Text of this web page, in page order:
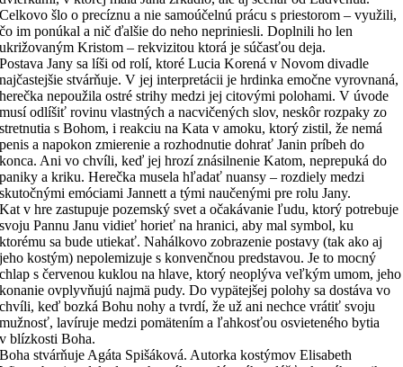
Celkovo šlo o precíznu a nie samoúčelnú prácu s priestorom – využili,
čo im ponúkal a nič ďalšie do neho nepriniesli. Doplnili ho len
ukrižovaným Kristom – rekvizitou ktorá je súčasťou deja.
Postava Jany sa líši od rolí, ktoré Lucia Korená v Novom divadle
najčastejšie stvárňuje. V jej interpretácii je hrdinka emočne vyrovnaná,
herečka nepoužila ostré strihy medzi jej citovými polohami. V úvode
musí odlíšiť rovinu vlastných a nacvičených slov, neskôr rozpaky zo
stretnutia s Bohom, i reakciu na Kata v amoku, ktorý zistil, že nemá
penis a napokon zmierenie a rozhodnutie dohrať Janin príbeh do
konca. Ani vo chvíli, keď jej hrozí znásilnenie Katom, neprepuká do
paniky a kriku. Herečka musela hľadať nuansy – rozdiely medzi
skutočnými emóciami Jannett a tými naučenými pre rolu Jany.
Kat v hre zastupuje pozemský svet a očakávanie ľudu, ktorý potrebuje
svoju Pannu Janu vidieť horieť na hranici, aby mal symbol, ku
ktorému sa bude utiekať. Nahálkovo zobrazenie postavy (tak ako aj
jeho kostým) nepolemizuje s konvenčnou predstavou. Je to mocný
chlap s červenou kuklou na hlave, ktorý neoplýva veľkým umom, jeho
konanie ovplyvňujú najmä pudy. Do vypätejšej polohy sa dostáva vo
chvíli, keď bozká Bohu nohy a tvrdí, že už ani nechce vrátiť svoju
mužnosť, lavíruje medzi pomätením a ľahkosťou osvieteného bytia
v blízkosti Boha.
Boha stvárňuje Agáta Spišáková. Autorka kostýmov Elisabeth